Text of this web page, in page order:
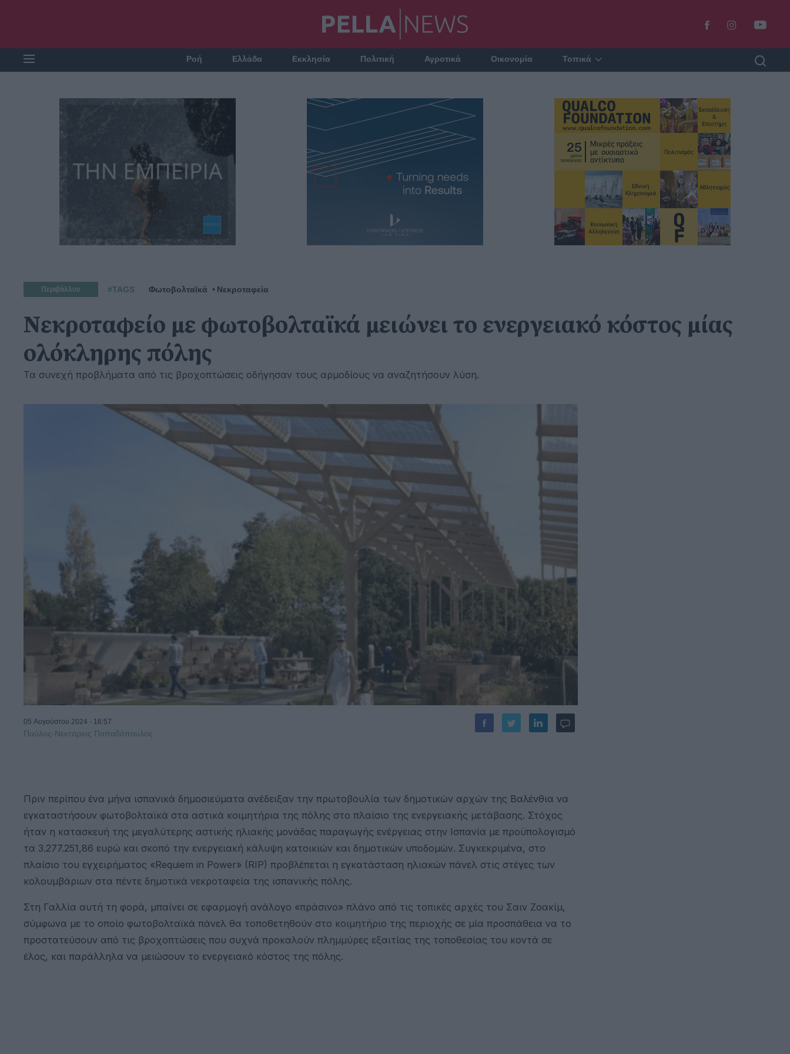
Ροή Ελλάδα Εκκλησία Πολιτική Αγροτικά Οικονομία Τοπικά
Περιβάλλον #TAGS Φωτοβολταϊκά Νεκροταφεία
Νεκροταφείο με φωτοβολταϊκά μειώνει το ενεργειακό κόστος μίας
ολόκληρης πόλης
Τα συνεχή προβλήματα από τις βροχοπτώσεις οδήγησαν τους αρμοδίους να αναζητήσουν λύση.
05 Αυγούστου 2024 - 16:57
Παύλος-Νεκτάριος Παπαδόπουλος
Πριν περίπου ένα μήνα ισπανικά δημοσιεύματα ανέδειξαν την πρωτοβουλία των δημοτικών αρχών της Βαλένθια να
εγκαταστήσουν φωτοβολταϊκά στα αστικά κοιμητήρια της πόλης στο πλαίσιο της ενεργειακής μετάβασης. Στόχος
ήταν η κατασκευή της μεγαλύτερης αστικής ηλιακής μονάδας παραγωγής ενέργειας στην Ισπανία με προϋπολογισμό
τα 3.277.251,86 ευρώ και σκοπό την ενεργειακή κάλυψη κατοικιών και δημοτικών υποδομών. Συγκεκριμένα, στο
πλαίσιο του εγχειρήματος «Requiem in Power» (RIP) προβλέπεται η εγκατάσταση ηλιακών πάνελ στις στέγες των
κολουμβάριων στα πέντε δημοτικά νεκροταφεία της ισπανικής πόλης.
Στη Γαλλία αυτή τη φορά, μπαίνει σε εφαρμογή ανάλογο «πράσινο» πλάνο από τις τοπικές αρχές του Σαιν Ζοακίμ,
σύμφωνα με το οποίο φωτοβολταϊκά πάνελ θα τοποθετηθούν στο κοιμητήριο της περιοχής σε μία προσπάθεια να το
προστατεύσουν από τις βροχοπτώσεις που συχνά προκαλούν πλημμύρες εξαιτίας της τοποθεσίας του κοντά σε
έλος, και παράλληλα να μειώσουν το ενεργειακό κόστος της πόλης.